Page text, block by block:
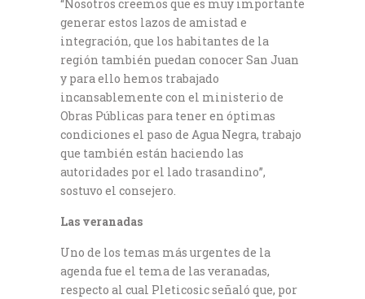
“Nosotros creemos que es muy importante
generar estos lazos de amistad e
integración, que los habitantes de la
región también puedan conocer San Juan
y para ello hemos trabajado
incansablemente con el ministerio de
Obras Públicas para tener en óptimas
condiciones el paso de Agua Negra, trabajo
que también están haciendo las
autoridades por el lado trasandino”,
sostuvo el consejero.
Las veranadas
Uno de los temas más urgentes de la
agenda fue el tema de las veranadas,
respecto al cual Pleticosic señaló que, por